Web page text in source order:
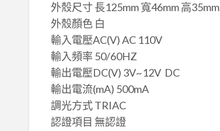
外殼尺寸 長125mm 寬46mm 高35mm
外殼顏色 白
輸入電壓AC(V) AC 110V
輸入頻率 50/60HZ
輸出電壓DC(V) 3V~12V DC
輸出電流(mA) 500mA
調光方式 TRIAC
認證項目 無認證